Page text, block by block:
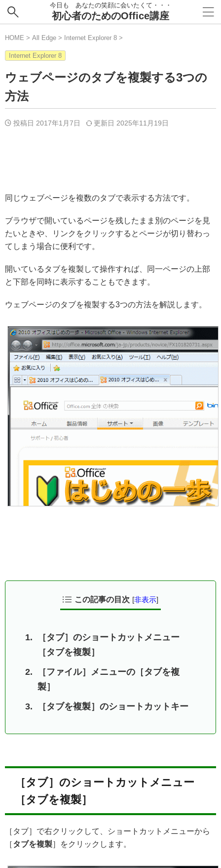
今日も あなたの笑顔に会いたくて・・・
初心者のためのOffice講座
HOME > All Edge > Internet Explorer 8 >
Internet Explorer 8
ウェブページのタブを複製する3つの
方法
投稿日 2017年1月7日 更新日 2025年11月19日
同じウェブページを複数のタブで表示する方法です。
ブラウザで開いているページを残したまま別のページを見
たいときや、リンクをクリックするとページが切り替わっ
てしまう場合に便利です。
開いているタブを複製して操作すれば、同一ページの上部
と下部を同時に表示することもできます。
ウェブページのタブを複製する3つの方法を解説します。
この記事の目次 [非表示]
［タブ］のショートカットメニュー
［タブを複製］
［ファイル］メニューの［タブを複
製］
［タブを複製］のショートカットキー
［タブ］のショートカットメニュー
［タブを複製］
［タブ］で右クリックして、ショートカットメニューから
［タブを複製］をクリックします。